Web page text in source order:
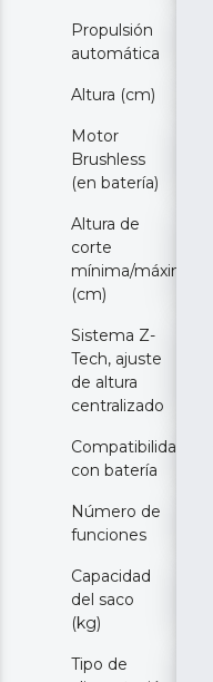
Propulsión
automática
Altura (cm)
Motor
Brushless
(en batería)
Altura de
corte
mínima/máxima
(cm)
Sistema Z-
Tech, ajuste
de altura
centralizado
Compatibilidad
con batería
Número de
funciones
Capacidad
del saco
(kg)
Tipo de